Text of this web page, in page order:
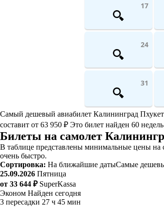
17
24
31
Самый дешевый авиабилет Калининград Пхукет
составит от 63 950 ₽ Это билет найден 60
Билеты на самолет
В таблице представлены минимальные цены на
очень быстро.
Сортировка: На ближайшие датыСамые
25.09.2026 Пятница
от 33 644 ₽ SuperKassa
Эконом Найден сегодня
3 пересадки 27 ч 45 мин